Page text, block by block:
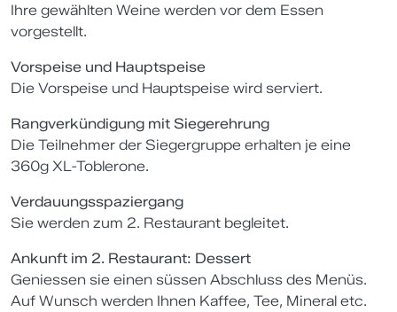
Ihre gewählten Weine werden vor dem Essen
vorgestellt.
Vorspeise und Hauptspeise
Die Vorspeise und Hauptspeise wird serviert.
Rangverkündigung mit Siegerehrung
Die Teilnehmer der Siegergruppe erhalten je eine
360g XL-Toblerone.
Verdauungsspaziergang
Sie werden zum 2. Restaurant begleitet.
Ankunft im 2. Restaurant: Dessert
Geniessen sie einen süssen Abschluss des Menüs.
Auf Wunsch werden Ihnen Kaffee, Tee, Mineral etc.